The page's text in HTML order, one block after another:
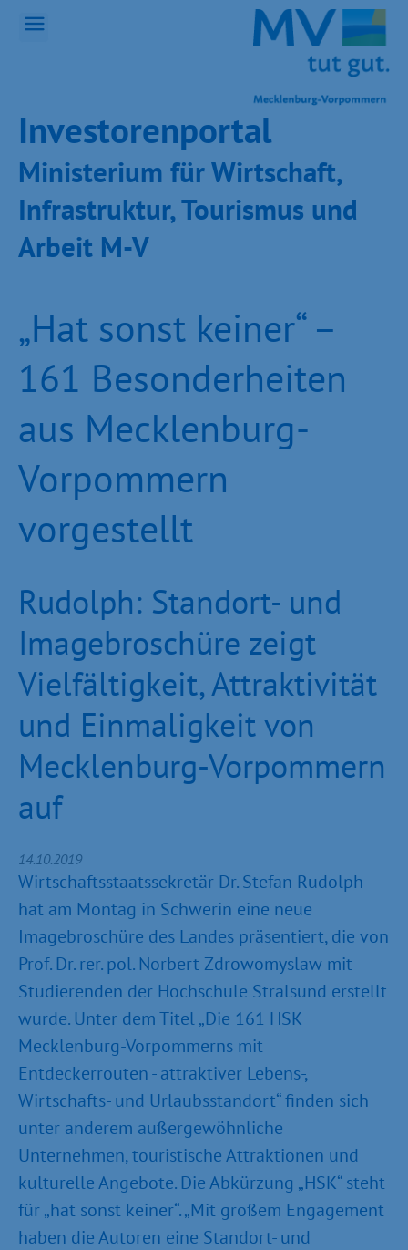
Inves­toren­por­tal
Ministeri­um für Wirt­schaft,
Infra­struk­tur, Tou­ris­mus und
Ar­beit M-V
„Hat sonst keiner“ –
161 Besonderheiten
aus Mecklenburg-
Vorpommern
vorgestellt
Rudolph: Standort- und
Imagebroschüre zeigt
Vielfältigkeit, Attraktivität
und Einmaligkeit von
Mecklenburg-Vorpommern
auf
14.10.2019
Wirtschaftsstaatssekretär Dr. Stefan Rudolph
hat am Montag in Schwerin eine neue
Imagebroschüre des Landes präsentiert, die von
Prof. Dr. rer. pol. Norbert Zdrowomyslaw mit
Studierenden der Hochschule Stralsund erstellt
wurde. Unter dem Titel „Die 161 HSK
Mecklenburg-Vorpommerns mit
Entdeckerrouten - attraktiver Lebens-,
Wirtschafts- und Urlaubsstandort“ finden sich
unter anderem außergewöhnliche
Unternehmen, touristische Attraktionen und
kulturelle Angebote. Die Abkürzung „HSK“ steht
für „hat sonst keiner“. „Mit großem Engagement
haben die Autoren eine Standort- und